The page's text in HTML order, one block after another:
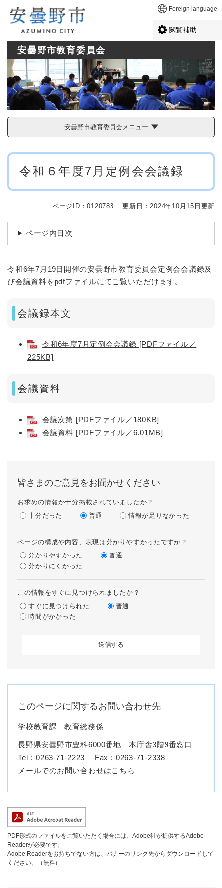
メニューを飛ばして本文へ Foreign language
閲覧補助
安曇野市教育委員会
安曇野市教育委員会メニュー
本
令和６年度7月定例会会議録
ページID：0120783 更新日：2024年10月15日更新
ページ内目次
令和6年7月19日開催の安曇野市教育委員会定例会会議録及
び会議資料をpdfファイルにてご覧いただけます。
会議録本文
令和6年度7月定例会会議録 [PDFファイル／
225KB]
会議資料
会議次第 [PDFファイル／180KB]
会議資料 [PDFファイル／6.01MB]
皆さまのご意見をお聞かせください
お求めの情報が十分掲載されていましたか？
十分だった
普通 情報が足りなかった
ページの構成や内容、表現は分かりやすかったですか？
分かりやすかった
普通
分かりにくかった
この情報をすぐに見つけられましたか？
すぐに見つけられた
普通
時間がかかった
このページに関するお問い合わせ先
学校教育課 教育総務係
長野県安曇野市豊科6000番地 本庁舎3階9番窓口
Tel：0263-71-2223
Fax：0263-71-2338
メールでのお問い合わせはこちら
PDF形式のファイルをご覧いただく場合には、Adobe社が提供するAdobe
Readerが必要です。
Adobe Readerをお持ちでない方は、バナーのリンク先からダウンロードして
ください。（無料）